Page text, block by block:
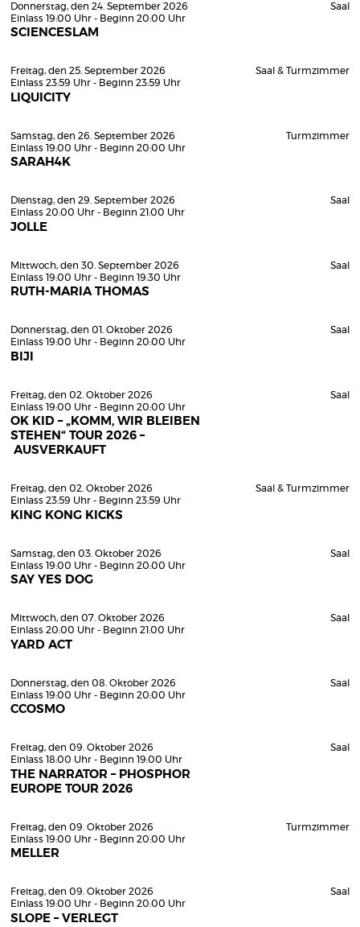
Donnerstag, den 24. September 2026
Einlass 19:00 Uhr - Beginn 20:00 Uhr
SCIENCESLAM
Saal
Freitag, den 25. September 2026
Einlass 23:59 Uhr - Beginn 23:59 Uhr
LIQUICITY
Saal & Turmzimmer
Samstag, den 26. September 2026
Einlass 19:00 Uhr - Beginn 20:00 Uhr
SARAH4K
Turmzimmer
Dienstag, den 29. September 2026
Einlass 20:00 Uhr - Beginn 21:00 Uhr
JOLLE
Saal
Mittwoch, den 30. September 2026
Einlass 19:00 Uhr - Beginn 19:30 Uhr
RUTH-MARIA THOMAS
Saal
Donnerstag, den 01. Oktober 2026
Einlass 19:00 Uhr - Beginn 20:00 Uhr
BIJI
Saal
Freitag, den 02. Oktober 2026
Einlass 19:00 Uhr - Beginn 20:00 Uhr
OK KID – „KOMM, WIR BLEIBEN
STEHEN“ TOUR 2026 –
AUSVERKAUFT
Saal
Freitag, den 02. Oktober 2026
Einlass 23:59 Uhr - Beginn 23:59 Uhr
KING KONG KICKS
Saal & Turmzimmer
Samstag, den 03. Oktober 2026
Einlass 19:00 Uhr - Beginn 20:00 Uhr
SAY YES DOG
Saal
Mittwoch, den 07. Oktober 2026
Einlass 20:00 Uhr - Beginn 21:00 Uhr
YARD ACT
Saal
Donnerstag, den 08. Oktober 2026
Einlass 19:00 Uhr - Beginn 20:00 Uhr
CCOSMO
Saal
Freitag, den 09. Oktober 2026
Einlass 18:00 Uhr - Beginn 19:00 Uhr
THE NARRATOR – PHOSPHOR
EUROPE TOUR 2026
Saal
Freitag, den 09. Oktober 2026
Einlass 19:00 Uhr - Beginn 20:00 Uhr
MELLER
Turmzimmer
Freitag, den 09. Oktober 2026
Einlass 19:00 Uhr - Beginn 20:00 Uhr
SLOPE – VERLEGT
Saal